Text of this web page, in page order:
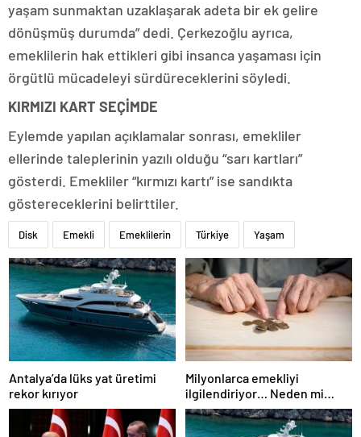
yaşam sunmaktan uzaklaşarak adeta bir ek gelire
dönüşmüş durumda” dedi. Çerkezoğlu ayrıca,
emeklilerin hak ettikleri gibi insanca yaşaması için
örgütlü mücadeleyi sürdüreceklerini söyledi.
KIRMIZI KART SEÇİMDE
Eylemde yapılan açıklamalar sonrası, emekliler
ellerinde taleplerinin yazılı olduğu “sarı kartları”
gösterdi. Emekliler “kırmızı kartı” ise sandıkta
göstereceklerini belirttiler.
Disk Emekli Emeklilerin Türkiye Yaşam
Antalya’da lüks yat üretimi
rekor kırıyor
Milyonlarca emekliyi
ilgilendiriyor… Neden mi
düşük maaş alıyorsunuz?
Uzmanlar anlattı